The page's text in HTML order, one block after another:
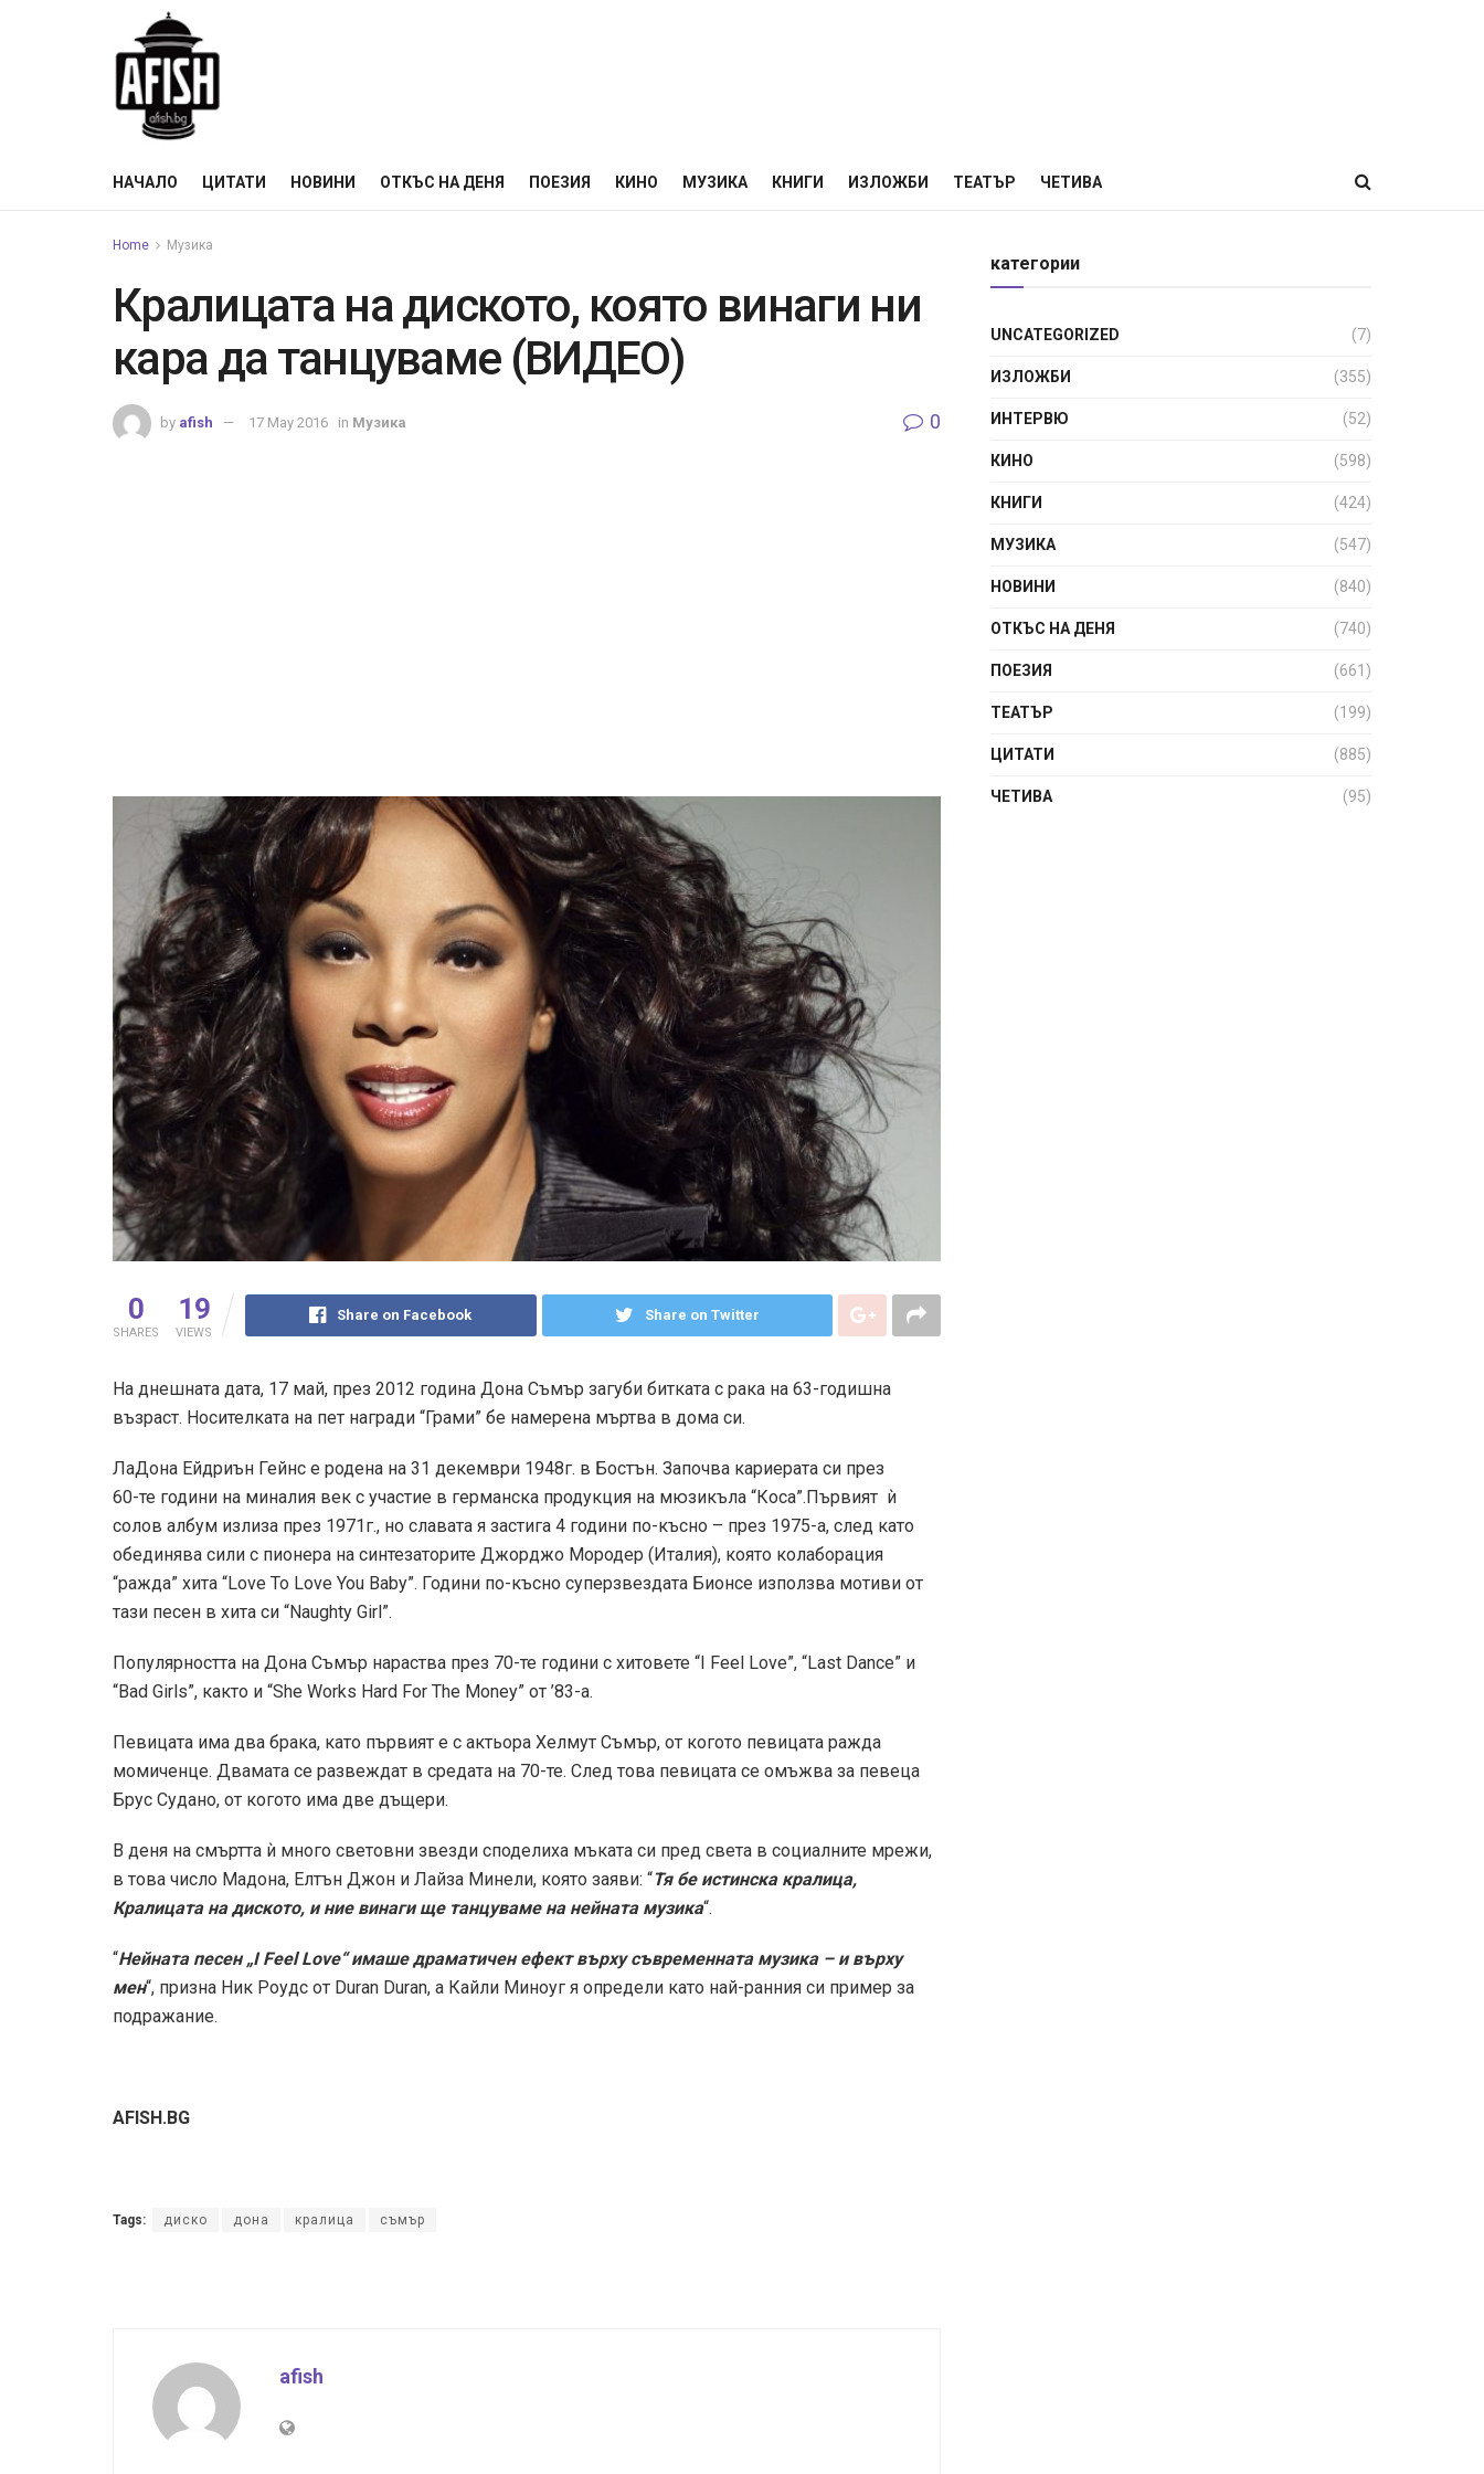
НАЧАЛО ЦИТАТИ НОВИНИ ОТКЪС НА ДЕНЯ ПОЕЗИЯ КИНО МУЗИКА КНИГИ ИЗЛОЖБИ ТЕАТЪР ЧЕТИВА
Home Музика
Кралицата на диското, която винаги ни
кара да танцуваме (ВИДЕО)
by afish 17 May 2016 in Музика 0
0
SHARES
19
VIEWS
Share on Facebook Share on Twitter
На днешната дата, 17 май, през 2012 година Дона Съмър загуби битката с рака на 63-годишна
възраст. Носителката на пет награди “Грами” бе намерена мъртва в дома си.
ЛаДона Ейдриън Гейнс е родена на 31 декември 1948г. в Бостън. Започва кариерата си през
60-те години на миналия век с участие в германска продукция на мюзикъла “Коса”.Първият ѝ
солов албум излиза през 1971г., но славата я застига 4 години по-късно – през 1975-а, след като
обединява сили с пионера на синтезаторите Джорджо Мородер (Италия), която колаборация
“ражда” хита “Love To Love You Baby”. Години по-късно суперзвездата Бионсе използва мотиви от
тази песен в хита си “Naughty Girl”.
Популярността на Дона Съмър нараства през 70-те години с хитовете “I Feel Love”, “Last Dance” и
“Bad Girls”, както и “She Works Hard For The Money” от ’83-а.
Певицата има два брака, като първият е с актьора Хелмут Съмър, от когото певицата ражда
момиченце. Двамата се развеждат в средата на 70-те. След това певицата се омъжва за певеца
Брус Судано, от когото има две дъщери.
В деня на смъртта ѝ много световни звезди споделиха мъката си пред света в социалните мрежи,
в това число Мадона, Елтън Джон и Лайза Минели, която заяви: “Тя бе истинска кралица,
Кралицата на диското, и ние винаги ще танцуваме на нейната музика“.
“Нейната песен „I Feel Love“ имаше драматичен ефект върху съвременната музика – и върху
мен“, призна Ник Роудс от Duran Duran, а Кайли Миноуг я определи като най-ранния си пример за
подражание.
AFISH.BG
Tags: диско дона кралица съмър
afish
категории
UNCATEGORIZED (7)
ИЗЛОЖБИ (355)
ИНТЕРВЮ (52)
КИНО (598)
КНИГИ (424)
МУЗИКА (547)
НОВИНИ (840)
ОТКЪС НА ДЕНЯ (740)
ПОЕЗИЯ (661)
ТЕАТЪР (199)
ЦИТАТИ (885)
ЧЕТИВА (95)